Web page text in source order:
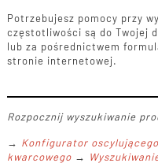
Potrzebujesz pomocy przy
częstotliwości są do Twojej
lub za pośrednictwem
stronie internetowej.
Rozpocznij wyszukiwanie
→ Konfigurator
kwarcowego →